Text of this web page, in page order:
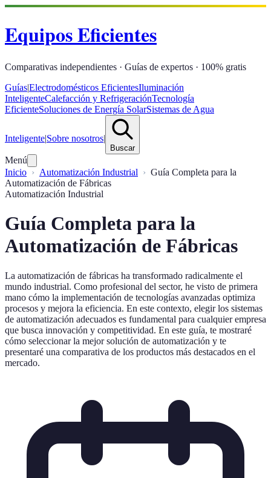
Equipos Eficientes
Comparativas independientes · Guías de expertos · 100% gratis
Guías|Electrodomésticos EficientesIluminación
InteligenteCalefacción y RefrigeraciónTecnología
EficienteSoluciones de Energía SolarSistemas de Agua
Inteligente|Sobre nosotros|
Buscar
Menú
Inicio
Automatización Industrial
Guía Completa para la
Automatización de Fábricas
Automatización Industrial
Guía Completa para la
Automatización de Fábricas
La automatización de fábricas ha transformado radicalmente el
mundo industrial. Como profesional del sector, he visto de primera
mano cómo la implementación de tecnologías avanzadas optimiza
procesos y mejora la eficiencia. En este contexto, elegir los sistemas
de automatización adecuados es fundamental para cualquier empresa
que busca innovación y competitividad. En este guía, te mostraré
cómo seleccionar la mejor solución de automatización y te
presentaré una comparativa de los productos más destacados en el
mercado.